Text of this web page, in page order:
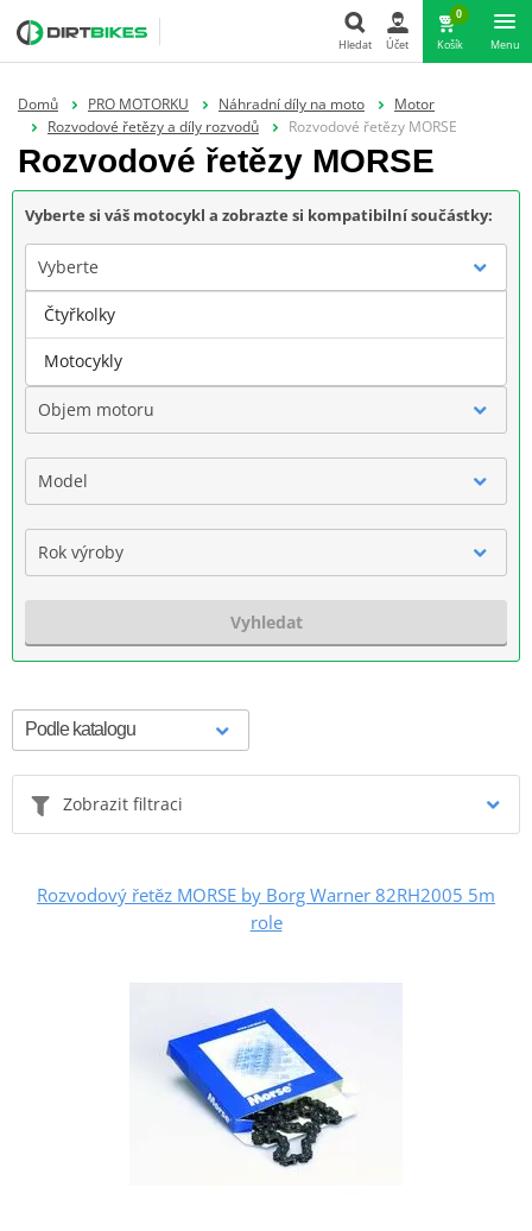
Hledat Účet
0
Košík Menu
Domů PRO MOTORKU Náhradní díly na moto
Motor
Rozvodové řetězy a díly rozvodů
Rozvodové řetězy MORSE
Rozvodové řetězy MORSE
Vyberte si váš motocykl a zobrazte si kompatibilní součástky:
Vyberte
Značka
Objem motoru
Model
Rok výroby
Vyhledat
Zobrazit filtraci
Rozvodový řetěz MORSE by Borg Warner 82RH2005 5m
role
Čtyřkolky
Motocykly